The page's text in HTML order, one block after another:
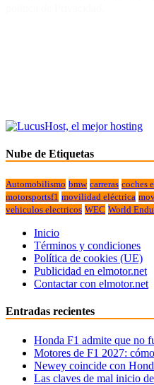
Nube de Etiquetas
Automobilismo bmw carreras coches
motorsportsf1 movilidad eléctrica
vehiculos electricos WEC World
Inicio
Términos y condiciones
Política de cookies (UE)
Publicidad en elmotor.net
Contactar con elmotor.net
Entradas recientes
Honda F1 admite que no
Motores de F1 2027:
Newey coincide con
Las claves de mal inicio